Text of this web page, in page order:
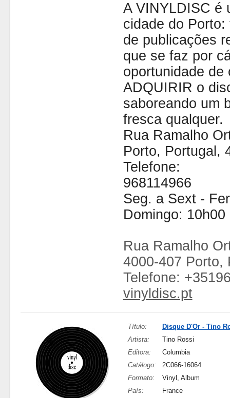
A VINYLDISC é
cidade do
de publicações
que se faz por
oportunidade de
ADQUIRIR o
saboreando um
fresca qualquer.
Rua Ramalho
Porto, Portugal,
Telefone:
968114966
Seg. a Sext -
Domingo: 10h00
Rua Ramalho
4000-407 Porto,
Telefone:
vinyldisc.pt
Título:
Disque D'Or - Tino
Artista:
Tino Rossi
Editora:
Columbia
Catálogo:
2C066-16064
Formato:
Vinyl, Album
País:
France